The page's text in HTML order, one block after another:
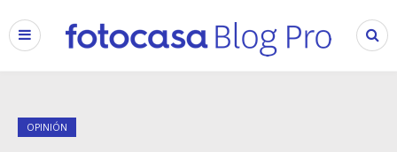
OPINIÓN